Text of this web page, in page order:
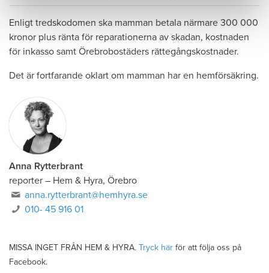
Enligt tredskodomen ska mamman betala närmare 300 000
kronor plus ränta för reparationerna av skadan, kostnaden
för inkasso samt Örebrobostäders rättegångskostnader.
Det är fortfarande oklart om mamman har en hemförsäkring.
Anna Rytterbrant
reporter – Hem & Hyra, Örebro
anna.rytterbrant@hemhyra.se
010- 45 916 01
MISSA INGET FRÅN HEM & HYRA. Tryck här för att följa oss på
Facebook.